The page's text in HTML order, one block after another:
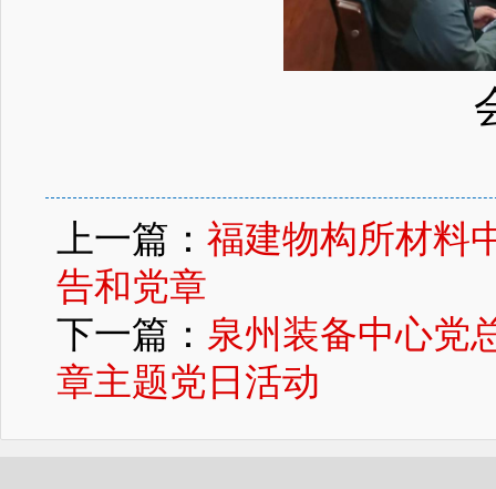
上一篇： 福建物构所材料
告和党章
下一篇： 泉州装备中心党
章主题党日活动